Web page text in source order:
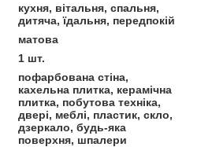
кухня, вітальня, спальня,
дитяча, їдальня, передпокій
матова
1 шт.
пофарбована стіна,
кахельна плитка, керамічна
плитка, побутова техніка,
двері, меблі, пластик, скло,
дзеркало, будь-яка
поверхня, шпалери